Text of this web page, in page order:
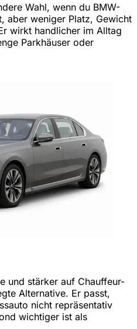
Wahl, wenn du BMW-
aber weniger Platz, Gewicht
wirkt handlicher im Alltag
Parkhäuser oder
und stärker auf Chauffeur-
Alternative. Er passt,
nicht repräsentativ
wichtiger ist als